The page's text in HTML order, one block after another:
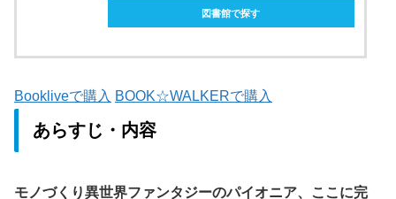
図書館で探す
Bookliveで購入 BOOK☆WALKERで購入
あらすじ・内容
モノづくり異世界ファンタジーのパイオニア、ここに完